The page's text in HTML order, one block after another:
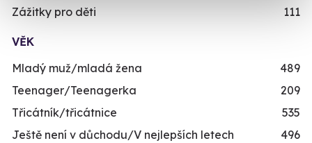
Zážitky pro děti
111
VĚK
Mladý muž/mladá žena
489
Teenager/Teenagerka
209
Třicátník/třicátnice
535
Ještě není v důchodu/V nejlepších letech
496